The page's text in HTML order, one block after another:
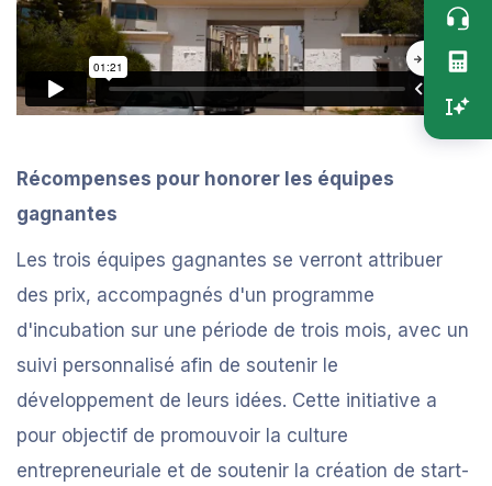
rapide
Récompenses pour honorer les équipes
gagnantes
Les trois équipes gagnantes se verront attribuer
des prix, accompagnés d'un programme
d'incubation sur une période de trois mois, avec un
suivi personnalisé afin de soutenir le
développement de leurs idées. Cette initiative a
pour objectif de promouvoir la culture
entrepreneuriale et de soutenir la création de start-